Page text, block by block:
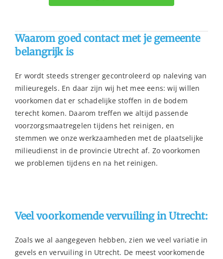
Waarom goed contact met je gemeente
belangrijk is
Er wordt steeds strenger gecontroleerd op naleving van
milieuregels. En daar zijn wij het mee eens: wij willen
voorkomen dat er schadelijke stoffen in de bodem
terecht komen. Daarom treffen we altijd passende
voorzorgsmaatregelen tijdens het reinigen, en
stemmen we onze werkzaamheden met de plaatselijke
milieudienst in de provincie Utrecht af. Zo voorkomen
we problemen tijdens en na het reinigen.
Veel voorkomende vervuiling in Utrecht:
Zoals we al aangegeven hebben, zien we veel variatie in
gevels en vervuiling in Utrecht. De meest voorkomende